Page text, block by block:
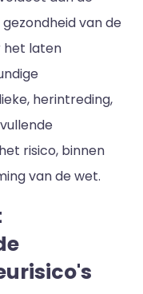
van de
het laten
herintreding,
risico, binnen
van de wet.